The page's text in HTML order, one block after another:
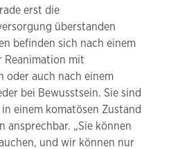
erst die
überstanden
befinden sich nach einem
Reanimation mit
oder auch nach einem
bei Bewusstsein. Sie sind
einem komatösen Zustand
ansprechbar. „Sie können
und wir können nur